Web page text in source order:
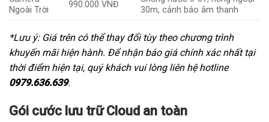
Ngoài Trời
990.000 VNĐ
30m, cảnh báo âm thanh
*Lưu ý: Giá trên có thể thay đổi tùy theo chương trình
khuyến mãi hiện hành. Để nhận báo giá chính xác nhất tại
thời điểm hiện tại, quý khách vui lòng liên hệ hotline
0979.636.639.
Gói cước lưu trữ Cloud an toàn